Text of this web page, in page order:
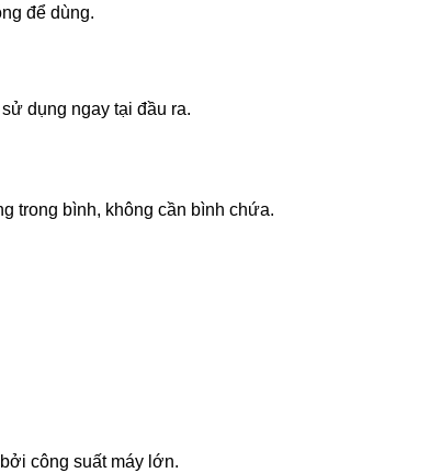
để dùng.
dụng ngay tại đầu ra.
trong bình, không cần bình chứa.
công suất máy lớn.